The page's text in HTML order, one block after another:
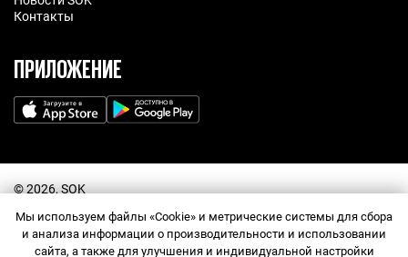
Контакты
ПРИЛОЖЕНИЕ
©️ 2026, SOK
Политика обработки персональных данных
Прайс-лист
Правила посещения
Мы используем файлы «Cookie» и метрические системы для сбора
и анализа информации о производительности и использовании
сайта, а также для улучшения и индивидуальной настройки